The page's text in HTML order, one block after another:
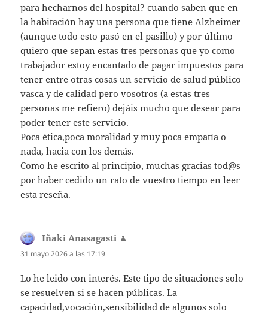
para hecharnos del hospital? cuando saben que en
la habitación hay una persona que tiene Alzheimer
(aunque todo esto pasó en el pasillo) y por último
quiero que sepan estas tres personas que yo como
trabajador estoy encantado de pagar impuestos para
tener entre otras cosas un servicio de salud público
vasca y de calidad pero vosotros (a estas tres
personas me refiero) dejáis mucho que desear para
poder tener este servicio.
Poca ética,poca moralidad y muy poca empatía o
nada, hacia con los demás.
Como he escrito al principio, muchas gracias tod@s
por haber cedido un rato de vuestro tiempo en leer
esta reseña.
Iñaki Anasagasti
31 mayo 2026 a las 17:19
Lo he leido con interés. Este tipo de situaciones solo
se resuelven si se hacen públicas. La
capacidad,vocación,sensibilidad de algunos solo